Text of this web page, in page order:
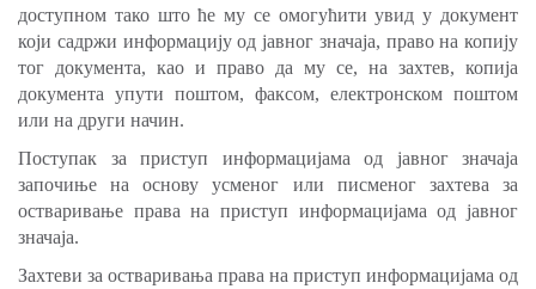
доступном тако што ће му се омогућити увид у документ
који садржи информацију од јавног значаја, право на копију
тог документа, као и право да му се, на захтев, копија
документа упути поштом, факсом, електронском поштом
или на други начин.
Поступак за приступ информацијама од јавног значаја
започиње на основу усменог или писменог захтева за
остваривање права на приступ информацијама од јавног
значаја.
Захтеви за остваривања права на приступ информацијама од